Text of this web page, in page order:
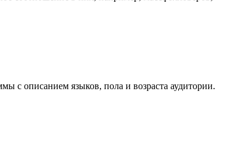
с описанием языков, пола и возраста аудитории.